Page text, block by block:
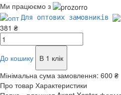
Ми працюємо з
Для оптових замовників
381 ₴
До кошику
В 1 клік
Мінімальна сума замовлення: 600 ₴
Про товар Характеристики